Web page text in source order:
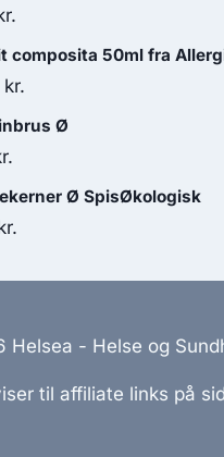
composita 50ml fra
kr.
Ø
Ø SpisØkologisk
Helsea - Helse og
til affiliate links på